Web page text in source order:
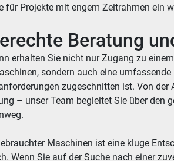
für Projekte mit engem Zeitrahmen ein
Beratung
erhalten Sie nicht nur Zugang zu
sondern auch eine
zugeschnitten ist. Von der
– unser Team begleitet Sie über den
Maschinen ist eine kluge
Wenn Sie auf der Suche nach einer